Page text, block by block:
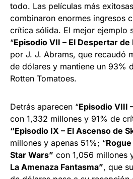
todo. Las películas más
combinaron enormes ingresos
crítica sólida. El mejor ejemplo
“Episodio VII – El Despertar de
por J. J. Abrams, que recaudó
de dólares y mantiene un 93%
Rotten Tomatoes.
Detrás aparecen “Episodio VIII
con 1,332 millones y 91% de
“Episodio IX – El Ascenso de
millones y apenas 51%; “
Star Wars” con 1,056 millones
La Amenaza Fantasma”, que